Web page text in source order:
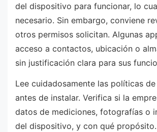
del dispositivo para funcionar, lo
necesario. Sin embargo, conviene
otros permisos solicitan. Algunas
acceso a contactos, ubicación o
sin justificación clara para sus
Lee cuidadosamente las políticas
antes de instalar. Verifica si la
datos de mediciones, fotografías o
del dispositivo, y con qué